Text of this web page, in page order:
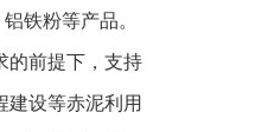
铁粉等产品。
的前提下，支持
建设等赤泥利用